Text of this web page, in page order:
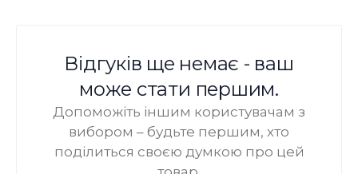
Відгуків ще немає - ваш
може стати першим.
Допоможіть іншим користувачам з
вибором – будьте першим, хто
поділиться своєю думкою про цей